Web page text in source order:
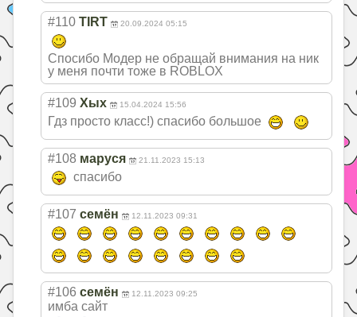
#110 TIRT 20.09.2024 05:15
Спосибо Модер не обращай внимания на ник
у меня почти тоже в ROBLOX
#109 Хых 15.04.2024 15:56
Гдз просто класс!) спасибо большое
#108 маруся 21.11.2023 15:13
спасибо
#107 семён 12.11.2023 09:31
#106 семён 12.11.2023 09:25
имба сайт